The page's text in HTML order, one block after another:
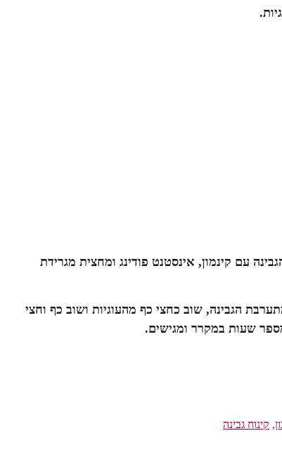
עם קינמון, אינסטנט פודינג ומחצית מגרידת
הגבינה, שוב כחצי כף מהעוגיות ושוב כף וחצי
שעות במקרר ומגישים.
, קינוח גבינה